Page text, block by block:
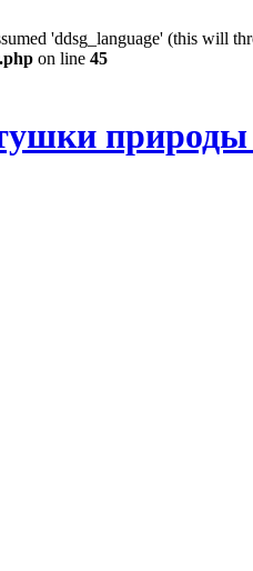
'ddsg_language' (this will
on line 45